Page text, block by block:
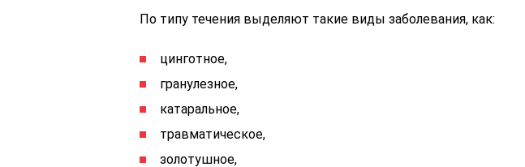
По типу течения выделяют такие виды заболевания, как:
цинготное,
гранулезное,
катаральное,
травматическое,
золотушное,